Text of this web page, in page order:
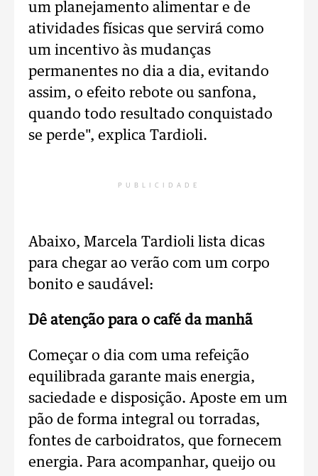
um planejamento alimentar e de
atividades físicas que servirá como
um incentivo às mudanças
permanentes no dia a dia, evitando
assim, o efeito rebote ou sanfona,
quando todo resultado conquistado
se perde", explica Tardioli.
PUBLICIDADE
Abaixo, Marcela Tardioli lista dicas
para chegar ao verão com um corpo
bonito e saudável:
Dê atenção para o café da manhã
Começar o dia com uma refeição
equilibrada garante mais energia,
saciedade e disposição. Aposte em um
pão de forma integral ou torradas,
fontes de carboidratos, que fornecem
energia. Para acompanhar, queijo ou